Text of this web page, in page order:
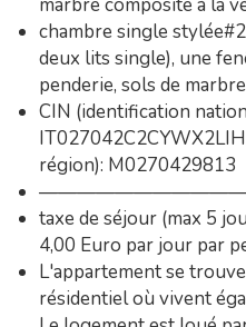
chambre single
deux lits single), une
penderie, sols de
CIN (identification
région): M0270429813
taxe de séjour (max 5
4,00 Euro par jour par
L'appartement se
résidentiel où vivent